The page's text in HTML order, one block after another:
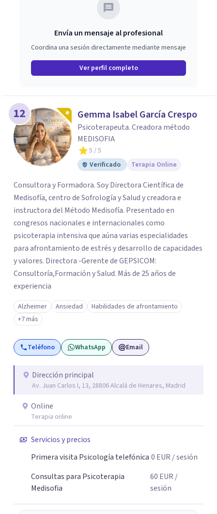
relaciones. Estoy aquí para acompañarte en ese proceso.
Envía un mensaje al profesional
Coordina una sesión directamente mediante mensaje
Ver perfil completo
12 Gemma Isabel García Crespo
Psicoterapeuta. Creadora método
MEDISOFIA
5 / 5
Verificado
Terapia Online
Consultora y Formadora. Soy Directora Científica de
Medisofía, centro de Sofrología y Salud y creadora e
instructora del Método Medisofía. Presentado en
congresos nacionales e internacionales como
psicoterapia intensiva que aúna varias especialidades
para afrontamiento de estrés y desarrollo de capacidades
y valores. Directora -Gerente de GEPSICOM:
Consultoría,Formación y Salud. Más de 25 años de
experiencia
Alzheimer Ansiedad
Habilidades de afrontamiento
+7 más
Teléfono WhatsApp Email
Dirección principal
Av. Juan Carlos I, 13, 28806 Alcalá de Henares, Madrid
Online
Terapia online
Servicios y precios
Primera visita Psicología telefónica 0 EUR / sesión
Consultas para Psicoterapia
Medisofia
60 EUR /
sesión